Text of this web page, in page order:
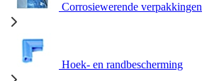
Corrosiewerende verpakkingen
Hoek- en randbescherming